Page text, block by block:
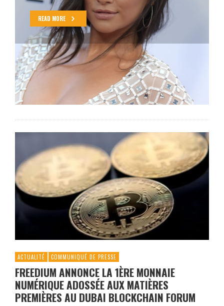
READ MORE
ACTUALITÉ COMMUNIQUÉ DE PRESSE
FREEDIUM ANNONCE LA 1ÈRE MONNAIE
NUMÉRIQUE ADOSSÉE AUX MATIÈRES
PREMIÈRES AU DUBAI BLOCKCHAIN FORUM